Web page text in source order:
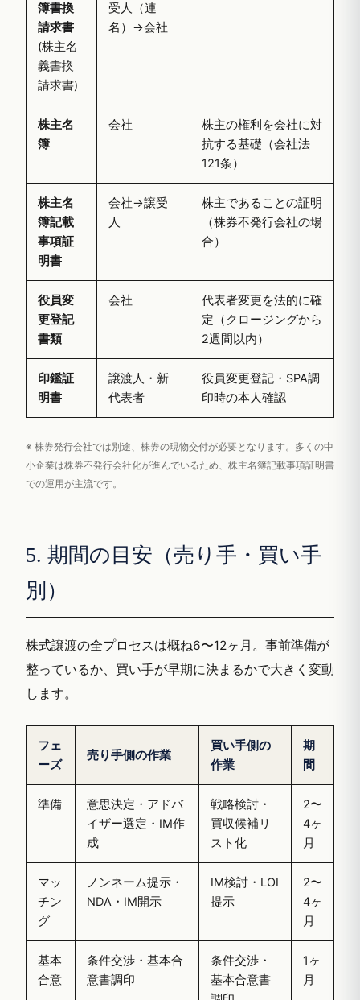
簿書換
請求書
(株主名
義書換
請求書)
受人（連
名）→会社
株主名
簿
会社
株主の権利を会社に対
抗する基礎（会社法
121条）
株主名
簿記載
事項証
明書
会社→譲受
人
株主であることの証明
（株券不発行会社の場
合）
役員変
更登記
書類
会社
代表者変更を法的に確
定（クロージングから
2週間以内）
印鑑証
明書
譲渡人・新
代表者
役員変更登記・SPA調
印時の本人確認
※ 株券発行会社では別途、株券の現物交付が必要となります。多くの中
小企業は株券不発行会社化が進んでいるため、株主名簿記載事項証明書
での運用が主流です。
5. 期間の目安（売り手・買い手
別）
株式譲渡の全プロセスは概ね6〜12ヶ月。事前準備が
整っているか、買い手が早期に決まるかで大きく変動
します。
フェ
ーズ
売り手側の作業
買い手側の
作業
期
間
準備
意思決定・アドバ
イザー選定・IM作
成
戦略検討・
買収候補リ
スト化
2〜
4ヶ
月
マッ
チン
グ
ノンネーム提示・
NDA・IM開示
IM検討・LOI
提示
2〜
4ヶ
月
基本
合意
条件交渉・基本合
意書調印
条件交渉・
基本合意書
1ヶ
月